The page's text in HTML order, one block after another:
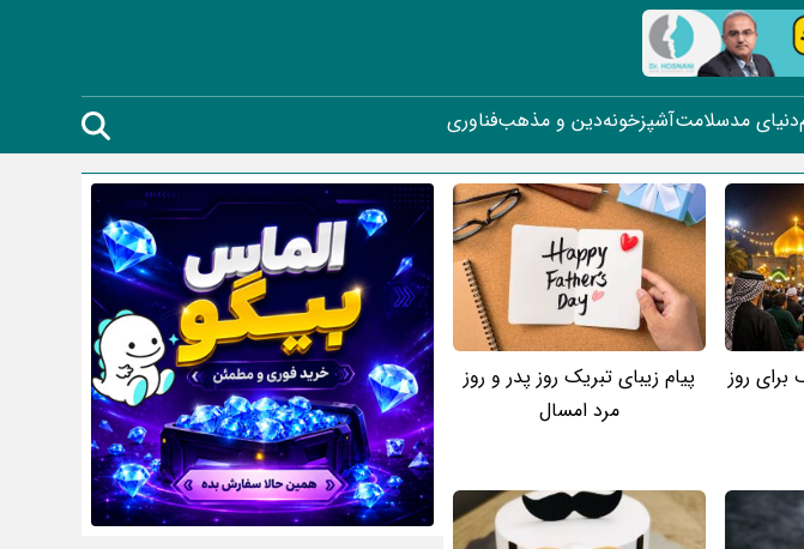
دنیای مدسلامتآشپزخونهدین و مذهبفناوری
برای روز
پیام زیبای تبریک روز پدر و روز
مرد امسال